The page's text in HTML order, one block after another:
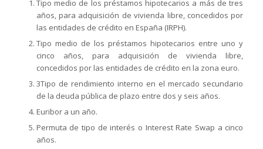
Tipo medio de los préstamos hipotecarios a más de tres
años, para adquisición de vivienda libre, concedidos por
las entidades de crédito en España (IRPH).
Tipo medio de los préstamos hipotecarios entre uno y
cinco años, para adquisición de vivienda libre,
concedidos por las entidades de crédito en la zona euro.
3Tipo de rendimiento interno en el mercado secundario
de la deuda pública de plazo entre dos y seis años.
Euribor a un año.
Permuta de tipo de interés o Interest Rate Swap a cinco
años.